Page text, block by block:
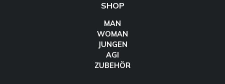
SHOP
MAN
WOMAN
JUNGEN
AGI
ZUBEHÖR